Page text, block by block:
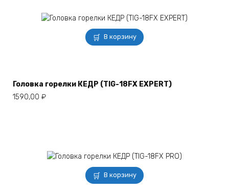
В корзину
Головка горелки КЕДР (TIG-18FX EXPERT)
1590,00 ₽
В корзину